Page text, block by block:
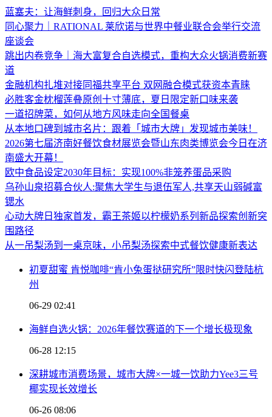
蓝塞夫：让海鲜刺身，回归大众日常
同心聚力｜RATIONAL 莱欣诺与世界中餐业联合会举行交流
座谈会
跳出内卷竞争｜海大富复合自选模式，重构大众火锅消费新赛
道
金融机构扎堆对接同福共享平台 双网融合模式获资本青睐
必胜客金枕榴莲叠原创十寸薄底，夏日限定新口味来袭
一道招牌菜，如何从地方风味走向全国餐桌
从本地口碑到城市名片：跟着「城市大牌」发现城市美味！
2026第七届济南好餐饮食材展览会暨山东肉类博览会今日在济
南盛大开幕！
欧中食品设定2030年目标：实现100%非笼养蛋品采购
乌孙山泉招募合伙人:聚焦大学生与退伍军人,共享天山弱碱富
锶水
心动大牌日独家首发，霸王茶姬以柠檬奶系列新品探索创新突
围路径
从一吊梨汤到一桌京味，小吊梨汤探索中式餐饮健康新表达
初夏甜蜜 肯悦咖啡“肯小兔蛋挞研究所”限时快闪登陆杭
州
06-29 02:41
海鲜自选火锅：2026年餐饮赛道的下一个增长极现象
06-28 12:15
深耕城市消费场景，城市大牌×一城一饮助力Yee3三号
椰实现长效增长
06-26 08:06